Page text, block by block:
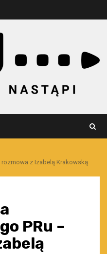
z Izabelą Krakowską
PRu –